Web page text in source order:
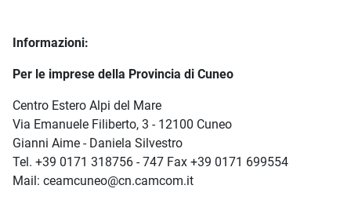
Informazioni:
Per le imprese della Provincia di Cuneo
Centro Estero Alpi del Mare
Via Emanuele Filiberto, 3 - 12100 Cuneo
Gianni Aime - Daniela Silvestro
Tel. +39 0171 318756 - 747 Fax +39 0171 699554
Mail: ceamcuneo@cn.camcom.it